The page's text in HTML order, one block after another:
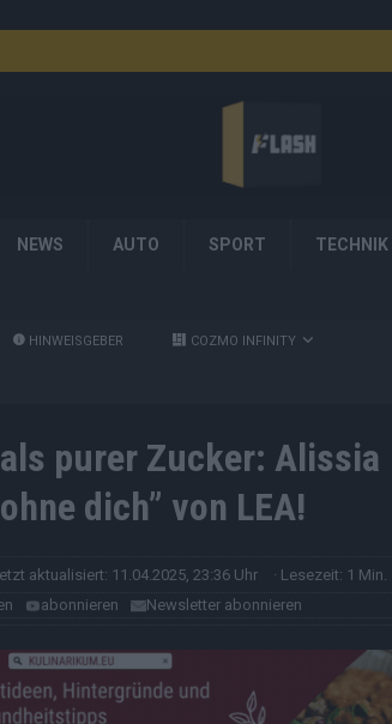
NEWS AUTO SPORT TECHNIK
HINWEISGEBER COZMO INFINITY
purer Zucker: Alissia
dich” von LEA!
aktualisiert: 11.04.2025, 23:36 Uhr
· Lesezeit: 1 Min.
abonnieren Newsletter abonnieren